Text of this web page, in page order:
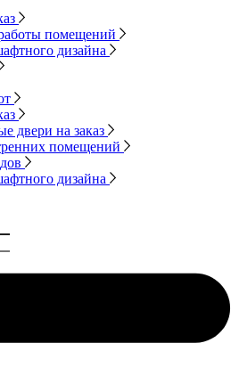
помещений
дизайна
двери на заказ
помещений
дизайна